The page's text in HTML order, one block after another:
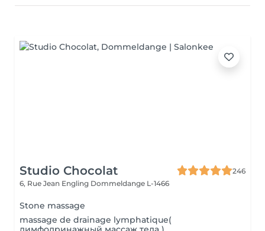
Studio Chocolat
246
6, Rue Jean Engling Dommeldange L-1466
Stone massage
massage de drainage lymphatique(